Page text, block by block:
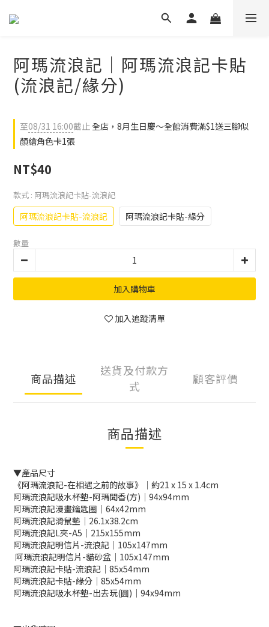
阿瑪流浪記｜阿瑪流浪記卡貼
(流浪記/緣分)
至08/31 16:00截止全店，8月生日慶～全館消費滿$1送三腳似
顏繪角色卡1張
NT$40
款式 : 阿瑪流浪記卡貼-流浪記
阿瑪流浪記卡貼-流浪記 阿瑪流浪記卡貼-緣分
數量
加入購物車
加入追蹤清單
商品描述
送貨及付款方
式
顧客評價
商品描述
▼產品尺寸
《阿瑪流浪記-在相遇之前的故事》｜約21 x 15 x 1.4cm
阿瑪流浪記吸水杯墊-阿瑪聞香(方)｜94x94mm
阿瑪流浪記漫畫鑰匙圈｜64x42mm
阿瑪流浪記滑鼠墊｜26.1x38.2cm
阿瑪流浪記L夾-A5｜215x155mm
阿瑪流浪記明信片-流浪記｜105x147mm
阿瑪流浪記明信片-貓砂盆｜105x147mm
阿瑪流浪記卡貼-流浪記｜85x54mm
阿瑪流浪記卡貼-緣分｜85x54mm
阿瑪流浪記吸水杯墊-出去玩(圓)｜94x94mm